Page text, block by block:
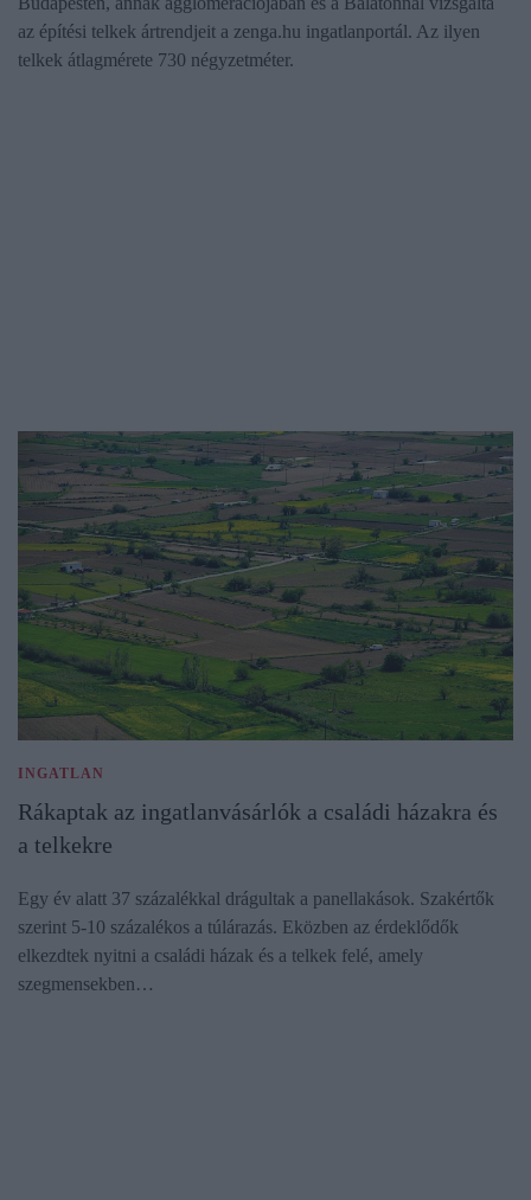
az építési telkek ártrendjeit a zenga.hu ingatlanportál. Az ilyen
telkek átlagmérete 730 négyzetméter.
INGATLAN
Rákaptak az ingatlanvásárlók a családi házakra és
a telkekre
Egy év alatt 37 százalékkal drágultak a panellakások. Szakértők
szerint 5-10 százalékos a túlárazás. Eközben az érdeklődők
elkezdtek nyitni a családi házak és a telkek felé, amely
szegmensekben…